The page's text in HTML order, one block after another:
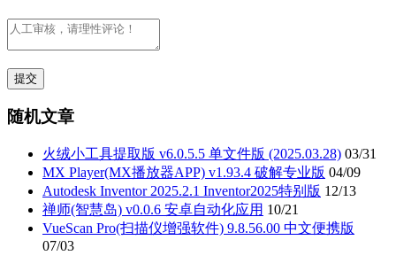
随机文章
火绒小工具提取版 v6.0.5.5 单文件版 (2025.03.28) 03/31
MX Player(MX播放器APP) v1.93.4 破解专业版 04/09
Autodesk Inventor 2025.2.1 Inventor2025特别版 12/13
禅师(智慧岛) v0.0.6 安卓自动化应用 10/21
VueScan Pro(扫描仪增强软件) 9.8.56.00 中文便携版
07/03